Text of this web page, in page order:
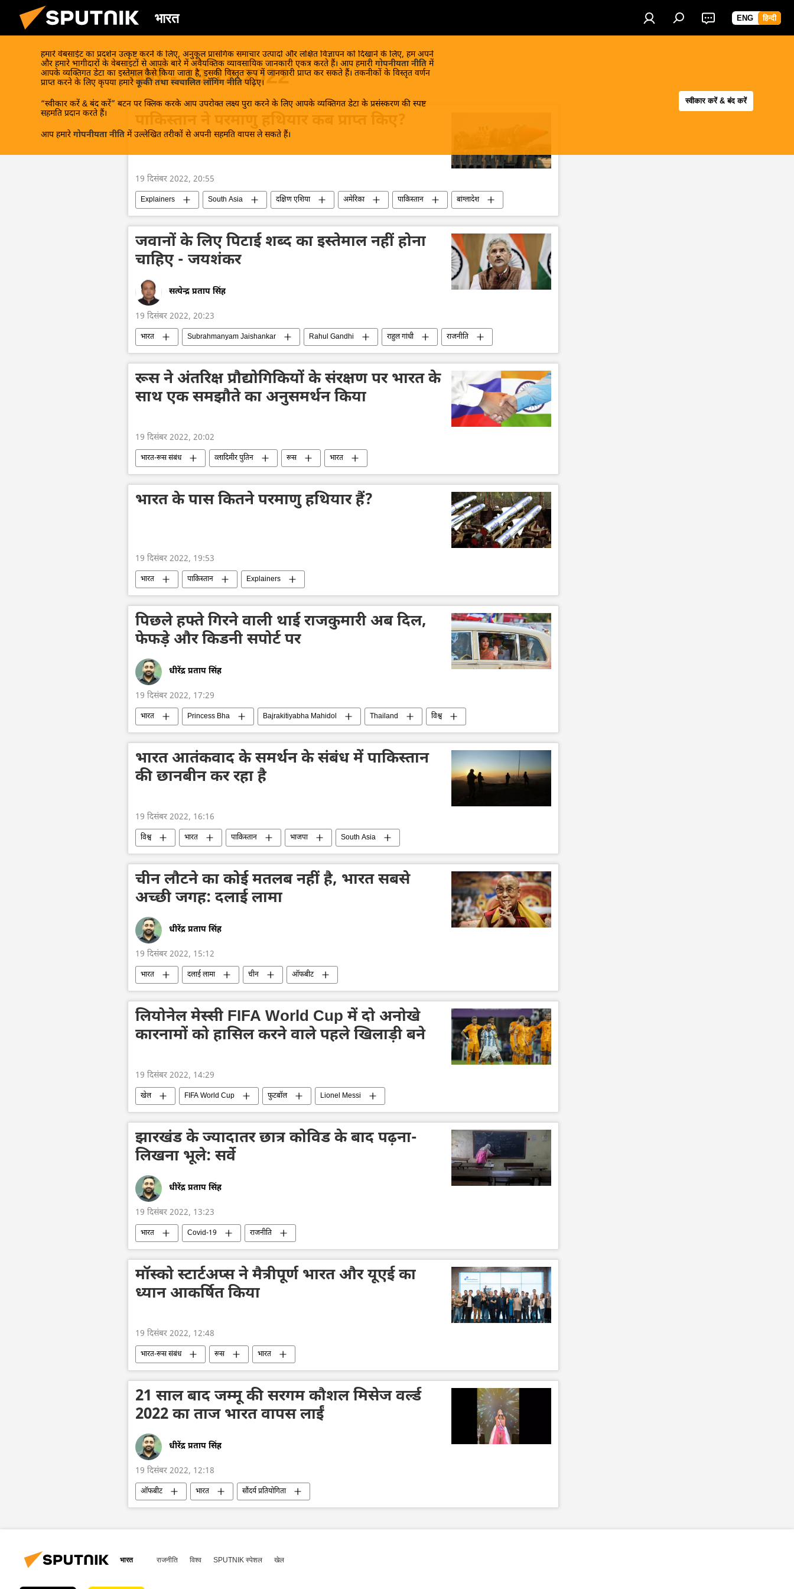
भारत ENG हिन्दी
हमारे वेबसाईट का प्रदर्शन उत्कृष्ट करने के लिए, अनुकूल प्रासंगिक समाचार उत्पादों और लक्षित विज्ञापन को दिखाने के लिए, हम अपने
और हमारे भागीदारों के वेबसाइटों से आपके बारे में अवैयक्तिक व्यावसायिक जानकारी एकत्र करते हैं। आप हमारी गोपनीयता नीति में
आपके व्यक्तिगत डेटा का इस्तेमाल कैसे किया जाता है, इसकी विस्तृत रूप में जानकारी प्राप्त कर सकते हैं। तकनीकों के विस्तृत वर्णन
प्राप्त करने के लिए कृपया हमारे कूकी तथा स्वचालित लॉगिंग नीति पढ़िए।
“स्वीकार करें & बंद करें” बटन पर क्लिक करके आप उपरोक्त लक्ष्य पुरा करने के लिए आपके व्यक्तिगत डेटा के प्रसंस्करण की स्पष्ट
सहमति प्रदान करते हैं।
आप हमारे गोपनीयता नीति में उल्लेखित तरीकों से अपनी सहमति वापस ले सकते हैं।
स्वीकार करें & बंद करें
खबरें - 19.12.2022
19 दिसंबर 2022, 20:55
Explainers South Asia दक्षिण एशिया अमेरिका पाकिस्तान बांग्लादेश
जवानों के लिए पिटाई शब्द का इस्तेमाल नहीं होना
चाहिए - जयशंकर
सत्येन्द्र प्रताप सिंह
19 दिसंबर 2022, 20:23
भारत Subrahmanyam Jaishankar Rahul Gandhi राहुल गांधी राजनीति
रूस ने अंतरिक्ष प्रौद्योगिकियों के संरक्षण पर भारत के
साथ एक समझौते का अनुसमर्थन किया
19 दिसंबर 2022, 20:02
भारत-रूस संबंध व्लादिमीर पुतिन रूस भारत
भारत के पास कितने परमाणु हथियार हैं?
19 दिसंबर 2022, 19:53
भारत पाकिस्तान Explainers
पिछले हफ्ते गिरने वाली थाई राजकुमारी अब दिल,
फेफड़े और किडनी सपोर्ट पर
धीरेंद्र प्रताप सिंह
19 दिसंबर 2022, 17:29
भारत Princess Bha Bajrakitiyabha Mahidol Thailand विश्व
भारत आतंकवाद के समर्थन के संबंध में पाकिस्तान
की छानबीन कर रहा है
19 दिसंबर 2022, 16:16
विश्व भारत पाकिस्तान भाजपा South Asia
चीन लौटने का कोई मतलब नहीं है, भारत सबसे
अच्छी जगह: दलाई लामा
धीरेंद्र प्रताप सिंह
19 दिसंबर 2022, 15:12
भारत दलाई लामा चीन ऑफबीट
लियोनेल मेस्सी FIFA World Cup में दो अनोखे
कारनामों को हासिल करने वाले पहले खिलाड़ी बने
19 दिसंबर 2022, 14:29
खेल FIFA World Cup फुटबॉल Lionel Messi
झारखंड के ज्यादातर छात्र कोविड के बाद पढ़ना-
लिखना भूले: सर्वे
धीरेंद्र प्रताप सिंह
19 दिसंबर 2022, 13:23
भारत Covid-19 राजनीति
मॉस्को स्टार्टअप्स ने मैत्रीपूर्ण भारत और यूएई का
ध्यान आकर्षित किया
19 दिसंबर 2022, 12:48
भारत-रूस संबंध रूस भारत
21 साल बाद जम्मू की सरगम कौशल मिसेज वर्ल्ड
2022 का ताज भारत वापस लाईं
धीरेंद्र प्रताप सिंह
19 दिसंबर 2022, 12:18
ऑफबीट भारत सौंदर्य प्रतियोगिता
भारत राजनीति विश्व SPUTNIK स्पेशल खेल